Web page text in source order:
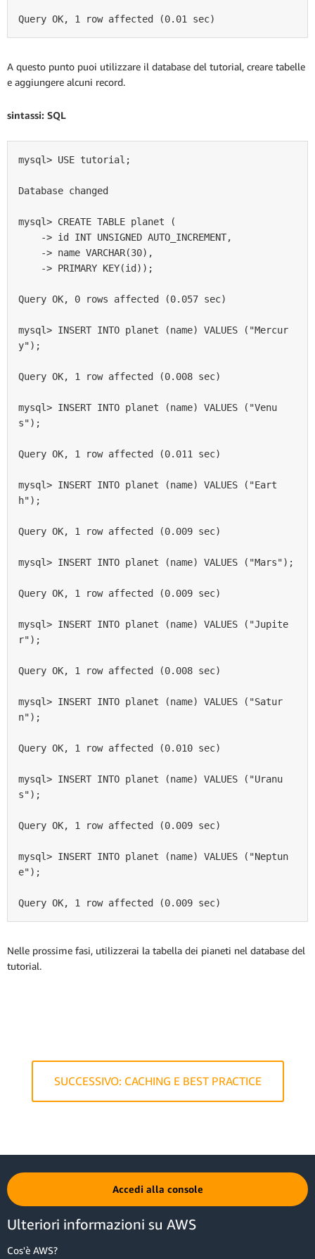
Query OK, 1 row affected (0.01 sec)
A questo punto puoi utilizzare il database del tutorial, creare tabelle
e aggiungere alcuni record.
sintassi: SQL
mysql> USE tutorial;
Database changed
mysql> CREATE TABLE planet (
Query OK, 0 rows affected (0.057 sec)
mysql> INSERT INTO planet (name) VALUES ("Mercur
y");
Query OK, 1 row affected (0.008 sec)
mysql> INSERT INTO planet (name) VALUES ("Venu
s");
Query OK, 1 row affected (0.011 sec)
mysql> INSERT INTO planet (name) VALUES ("Eart
h");
Query OK, 1 row affected (0.009 sec)
mysql> INSERT INTO planet (name) VALUES ("Mars");
Query OK, 1 row affected (0.009 sec)
mysql> INSERT INTO planet (name) VALUES ("Jupite
r");
Query OK, 1 row affected (0.008 sec)
mysql> INSERT INTO planet (name) VALUES ("Satur
n");
Query OK, 1 row affected (0.010 sec)
mysql> INSERT INTO planet (name) VALUES ("Uranu
s");
Query OK, 1 row affected (0.009 sec)
mysql> INSERT INTO planet (name) VALUES ("Neptun
e");
Query OK, 1 row affected (0.009 sec)
Nelle prossime fasi, utilizzerai la tabella dei pianeti nel database del
tutorial.
SUCCESSIVO: CACHING E BEST PRACTICE
Accedi alla console
Ulteriori informazioni su AWS
Cos'è AWS?